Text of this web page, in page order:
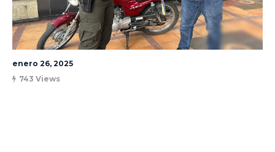
enero 26, 2025
743 Views